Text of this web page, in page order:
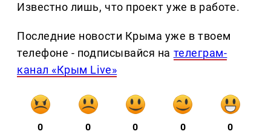
Известно лишь, что проект уже в работе.
Последние новости Крыма уже в твоем
телефоне - подписывайся на телеграм-
канал «Крым Live»
0 0 0 0 0